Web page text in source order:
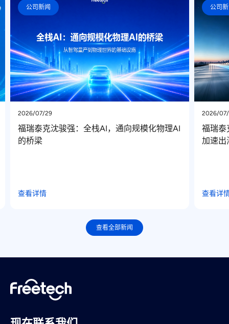
向规模化物理AI
福瑞泰克 “福星”获国际品牌定点，“中国
查看全部新闻